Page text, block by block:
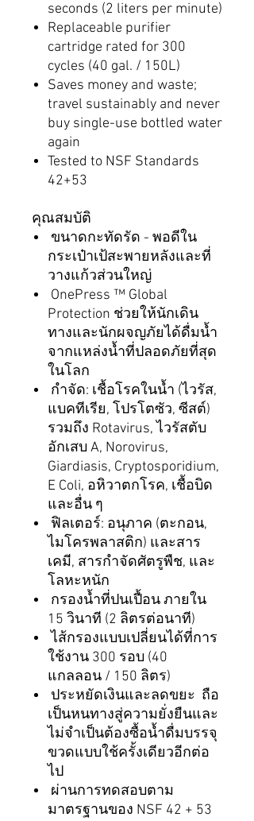
seconds (2 liters per minute)
Replaceable purifier
cartridge rated for 300
cycles (40 gal. / 150L)
Saves money and waste;
travel sustainably and never
buy single-use bottled water
again
Tested to NSF Standards
42+53
คุณสมบัติ
ขนาดกะทัดรัด - พอดีใน
กระเป๋าเป้สะพายหลังและที่
วางแก้วส่วนใหญ่
OnePress ™ Global
Protection ช่วยให้นักเดิน
ทางและนักผจญภัยได้ดื่มน้ำ
จากแหล่งน้ำที่ปลอดภัยที่สุด
ในโลก
กำจัด: เชื้อโรคในน้ำ (ไวรัส,
แบคทีเรีย, โปรโตซัว, ซีสต์)
รวมถึง Rotavirus, ไวรัสตับ
อักเสบ A, Norovirus,
Giardiasis, Cryptosporidium,
E Coli, อหิวาตกโรค, เชื้อบิด
และอื่น ๆ
ฟิลเตอร์: อนุภาค (ตะกอน,
ไมโครพลาสติก) และสาร
เคมี, สารกำจัดศัตรูพืช, และ
โลหะหนัก
กรองน้ำที่ปนเปื้อน ภายใน
15 วินาที (2 ลิตรต่อนาที)
ไส้กรองแบบเปลี่ยนได้ที่การ
ใช้งาน 300 รอบ (40
แกลลอน / 150 ลิตร)
ประหยัดเงินและลดขยะ ถือ
เป็นหนทางสู่ความยั่งยืนและ
ไม่จำเป็นต้องซื้อน้ำดื่มบรรจุ
ขวดแบบใช้ครั้งเดียวอีกต่อ
ไป
ผ่านการทดสอบตาม
มาตรฐานของ NSF 42 + 53